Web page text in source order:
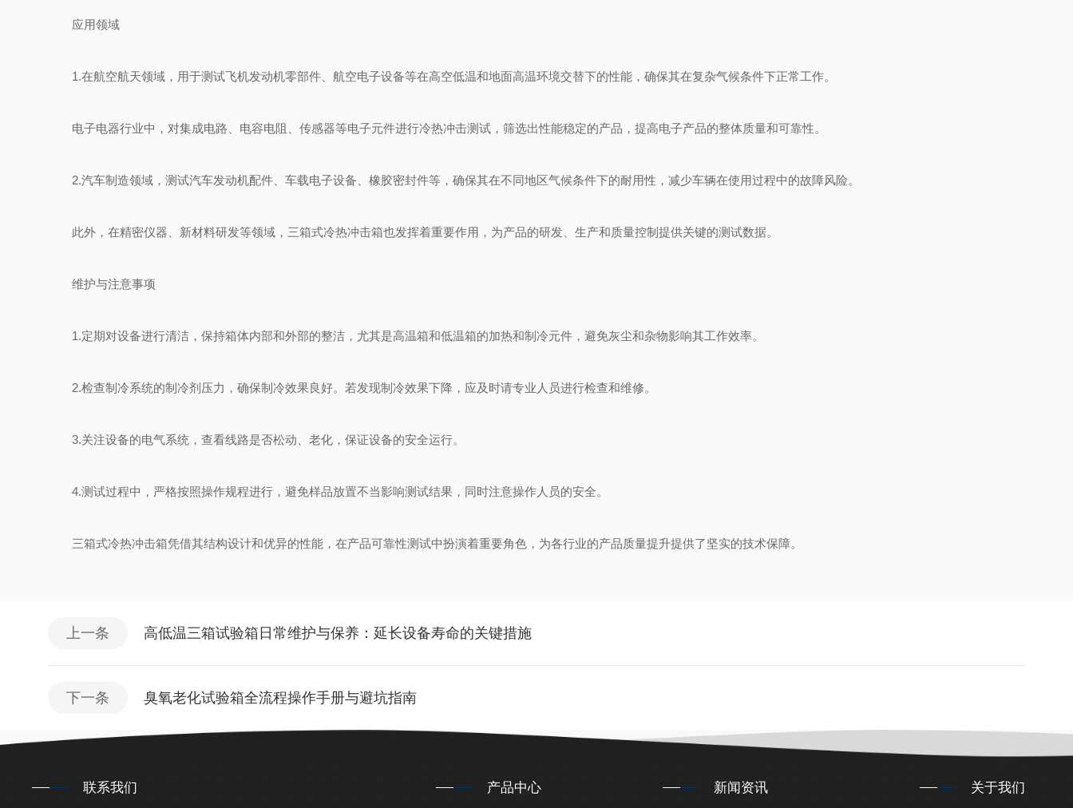
应用领域
1.在航空航天领域，用于测试飞机发动机零部件、航空电子设备等在高空低温和地面高温环境交替下的性能，确保其在复杂气候条件下正常工作。
电子电器行业中，对集成电路、电容电阻、传感器等电子元件进行冷热冲击测试，筛选出性能稳定的产品，提高电子产品的整体质量和可靠性。
2.汽车制造领域，测试汽车发动机配件、车载电子设备、橡胶密封件等，确保其在不同地区气候条件下的耐用性，减少车辆在使用过程中的故障风险。
此外，在精密仪器、新材料研发等领域，三箱式冷热冲击箱也发挥着重要作用，为产品的研发、生产和质量控制提供关键的测试数据。
维护与注意事项
1.定期对设备进行清洁，保持箱体内部和外部的整洁，尤其是高温箱和低温箱的加热和制冷元件，避免灰尘和杂物影响其工作效率。
2.检查制冷系统的制冷剂压力，确保制冷效果良好。若发现制冷效果下降，应及时请专业人员进行检查和维修。
3.关注设备的电气系统，查看线路是否松动、老化，保证设备的安全运行。
4.测试过程中，严格按照操作规程进行，避免样品放置不当影响测试结果，同时注意操作人员的安全。
三箱式冷热冲击箱凭借其结构设计和优异的性能，在产品可靠性测试中扮演着重要角色，为各行业的产品质量提升提供了坚实的技术保障。
上一条 高低温三箱试验箱日常维护与保养：延长设备寿命的关键措施
下一条 臭氧老化试验箱全流程操作手册与避坑指南
联系我们 产品中心 新闻资讯 关于我们